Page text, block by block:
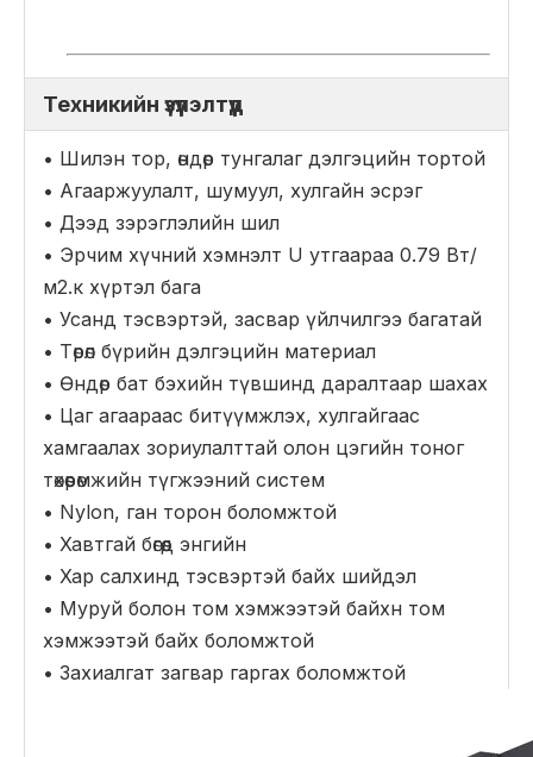
Техникийн үзүүлэлтүүд
• Шилэн тор, өндөр тунгалаг дэлгэцийн тортой
• Агааржуулалт, шумуул, хулгайн эсрэг
• Дээд зэрэглэлийн шил
• Эрчим хүчний хэмнэлт U утгаараа 0.79 Вт/
м2.к хүртэл бага
• Усанд тэсвэртэй, засвар үйлчилгээ багатай
• Төрөл бүрийн дэлгэцийн материал
• Өндөр бат бэхийн түвшинд даралтаар шахах
• Цаг агаараас битүүмжлэх, хулгайгаас
хамгаалах зориулалттай олон цэгийн тоног
төхөөрөмжийн түгжээний систем
• Nylon, ган торон боломжтой
• Хавтгай бөгөөд энгийн
• Хар салхинд тэсвэртэй байх шийдэл
• Муруй болон том хэмжээтэй байхн том
хэмжээтэй байх боломжтой
• Захиалгат загвар гаргах боломжтой